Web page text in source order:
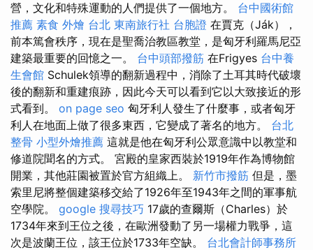
營，文化和特殊運動的人們提供了一個地方。 台中國術館
推薦 素食 外燴 台北 東南旅行社 台胞證 在賈克（Ják），
前本篤會秩序，現在是聖喬治教區教堂，是匈牙利羅馬尼亞
建築最重要的回憶之一。 台中頭部撥筋 在Frigyes 台中養
生會館 Schulek領導的翻新過程中，消除了土耳其時代破壞
後的翻新和重建痕跡，因此今天可以看到它以大致接近的形
式看到。 on page seo 匈牙利人發生了什麼事，或者匈牙
利人在地面上做了很多東西，它變成了著名的地方。 台北
整骨 小型外燴推薦 這就是他在匈牙利公眾意識中以教堂和
修道院聞名的方式。 宮殿的皇家西裝於1919年作為博物館
開業，其他莊園被置於官方組織上。 新竹市撥筋 但是，墨
索里尼將整個建築移交給了1926年至1943年之間的軍事航
空學院。 google 搜尋技巧 17歲的查爾斯（Charles）於
1734年來到王位之後，在歐洲發動了另一場權力戰爭，這
次是波蘭王位，該王位於1733年空缺。 台北會計師事務所